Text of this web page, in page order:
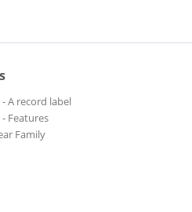
A record label
Features
Family